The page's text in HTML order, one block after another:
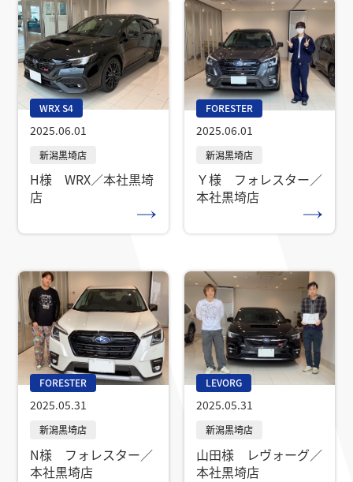
WRX S4
2025.06.01
H様 WRX／本社黒埼
店
FORESTER
2025.06.01
Ｙ様 フォレスター／
本社黒埼店
FORESTER
2025.05.31
N様 フォレスター／
本社黒埼店
LEVORG
2025.05.31
山田様 レヴォーグ／
本社黒埼店